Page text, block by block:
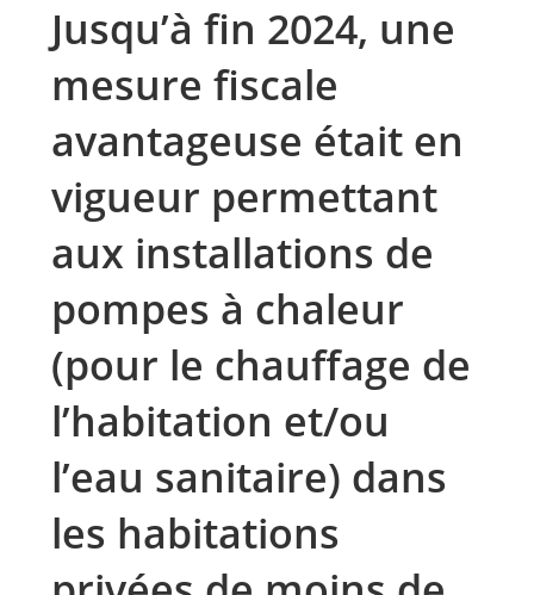
Jusqu’à fin 2024, une
mesure fiscale
avantageuse était en
vigueur permettant
aux installations de
pompes à chaleur
(pour le chauffage de
l’habitation et/ou
l’eau sanitaire) dans
les habitations